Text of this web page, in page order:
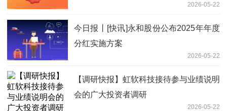
2026-05-22
今日报丨[快讯]永和股份公布2025年年度
分红实施方案
2026-05-22
【调研快报】虹软科技接待参与业绩说明
会的广大投资者调研
2026-05-22